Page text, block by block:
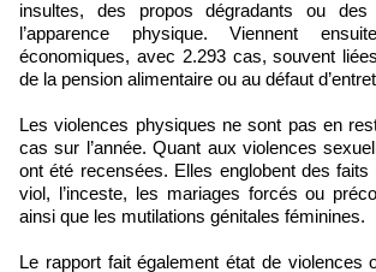
insultes, des propos dégradants ou
l’apparence physique. Viennent
économiques, avec 2.293 cas, souvent
de la pension alimentaire ou au défaut
Les violences physiques ne sont pas en
cas sur l’année. Quant aux violences
ont été recensées. Elles englobent des
viol, l’inceste, les mariages forcés ou
ainsi que les mutilations génitales féminines.
Le rapport fait également état de violences